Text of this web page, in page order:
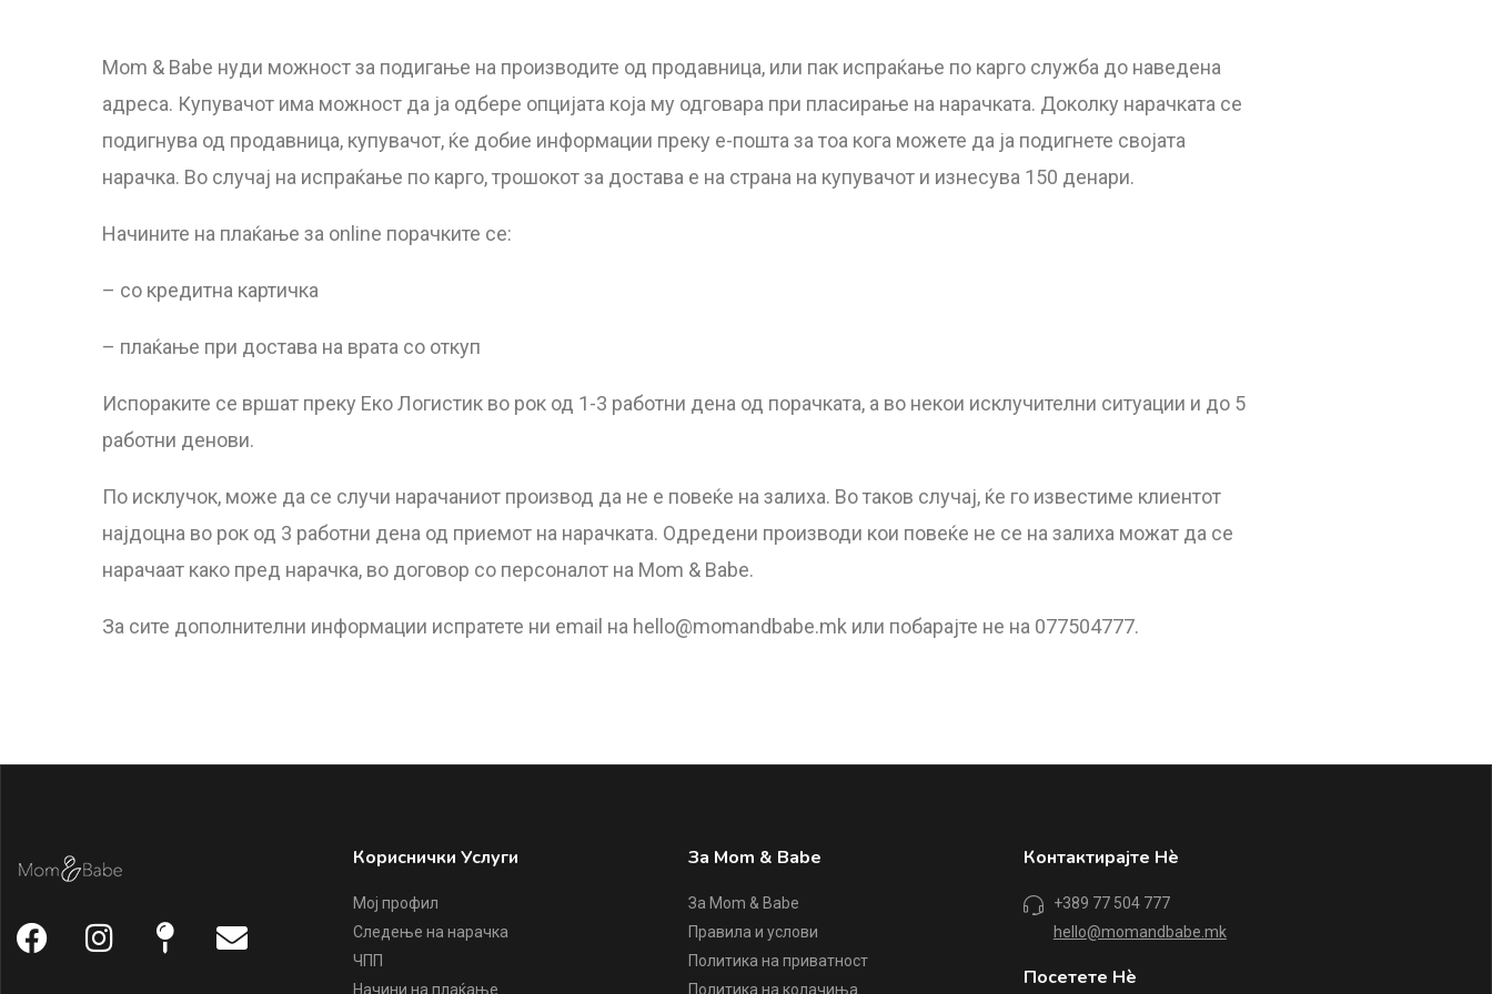
Mom & Babe нуди можност за подигање на производите од продавница, или пак испраќање по карго служба до наведена
адреса. Купувачот има можност да ја одбере опцијата која му одговара при пласирање на нарачката. Доколку нарачката се
подигнува од продавница, купувачот, ќе добие информации преку е-пошта за тоа кога можете да ја подигнете својата
нарачка. Во случај на испраќање по карго, трошокот за достава е на страна на купувачот и изнесува 150 денари.
Начините на плаќање за online порачките се:
– со кредитна картичка
– плаќање при достава на врата со откуп
Испораките се вршат преку Еко Логистик во рок од 1-3 работни дена од порачката, а во некои исклучителни ситуации и до 5
работни денови.
По исклучок, може да се случи нарачаниот производ да не е повеќе на залиха. Во таков случај, ќе го известиме клиентот
најдоцна во рок од 3 работни дена од приемот на нарачката. Одредени производи кои повеќе не се на залиха можат да се
нарачаат како пред нарачка, во договор со персоналот на Mom & Babe.
За сите дополнителни информации испратете ни email на hello@momandbabe.mk или побарајте не на 077504777.
Кориснички Услуги
Мој профил
Следење на нарачка
ЧПП
Начини на плаќање
За Mom & Babe
За Mom & Babe
Правила и услови
Политика на приватност
Политика на колачиња
Контактирајте Нè
+389 77 504 777
hello@momandbabe.mk
Посетете Нè